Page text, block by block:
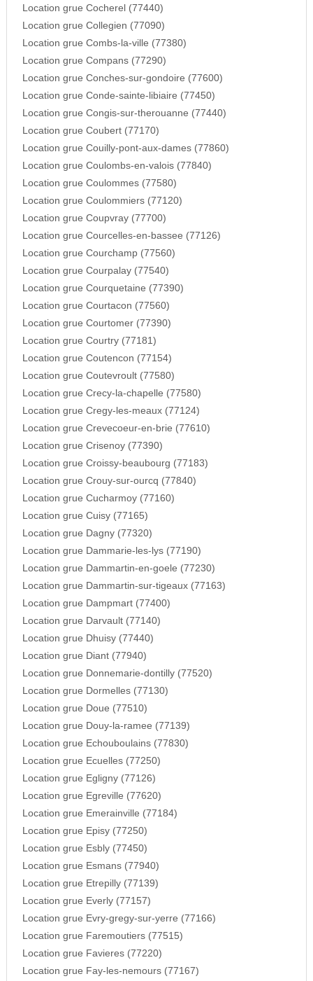
Location grue Cocherel (77440)
Location grue Collegien (77090)
Location grue Combs-la-ville (77380)
Location grue Compans (77290)
Location grue Conches-sur-gondoire (77600)
Location grue Conde-sainte-libiaire (77450)
Location grue Congis-sur-therouanne (77440)
Location grue Coubert (77170)
Location grue Couilly-pont-aux-dames (77860)
Location grue Coulombs-en-valois (77840)
Location grue Coulommes (77580)
Location grue Coulommiers (77120)
Location grue Coupvray (77700)
Location grue Courcelles-en-bassee (77126)
Location grue Courchamp (77560)
Location grue Courpalay (77540)
Location grue Courquetaine (77390)
Location grue Courtacon (77560)
Location grue Courtomer (77390)
Location grue Courtry (77181)
Location grue Coutencon (77154)
Location grue Coutevroult (77580)
Location grue Crecy-la-chapelle (77580)
Location grue Cregy-les-meaux (77124)
Location grue Crevecoeur-en-brie (77610)
Location grue Crisenoy (77390)
Location grue Croissy-beaubourg (77183)
Location grue Crouy-sur-ourcq (77840)
Location grue Cucharmoy (77160)
Location grue Cuisy (77165)
Location grue Dagny (77320)
Location grue Dammarie-les-lys (77190)
Location grue Dammartin-en-goele (77230)
Location grue Dammartin-sur-tigeaux (77163)
Location grue Dampmart (77400)
Location grue Darvault (77140)
Location grue Dhuisy (77440)
Location grue Diant (77940)
Location grue Donnemarie-dontilly (77520)
Location grue Dormelles (77130)
Location grue Doue (77510)
Location grue Douy-la-ramee (77139)
Location grue Echouboulains (77830)
Location grue Ecuelles (77250)
Location grue Egligny (77126)
Location grue Egreville (77620)
Location grue Emerainville (77184)
Location grue Episy (77250)
Location grue Esbly (77450)
Location grue Esmans (77940)
Location grue Etrepilly (77139)
Location grue Everly (77157)
Location grue Evry-gregy-sur-yerre (77166)
Location grue Faremoutiers (77515)
Location grue Favieres (77220)
Location grue Fay-les-nemours (77167)